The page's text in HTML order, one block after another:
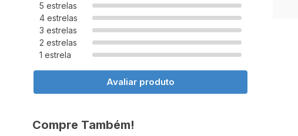
5 estrelas
4 estrelas
3 estrelas
2 estrelas
1 estrela
Avaliar produto
Compre Também!